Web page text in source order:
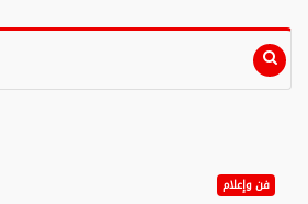
فن وإعلام